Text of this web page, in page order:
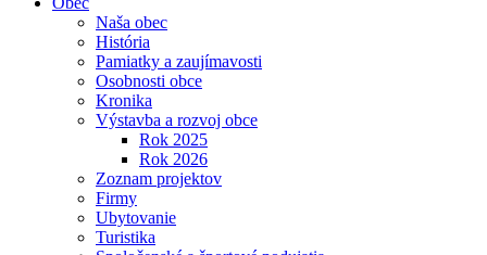
Naša obec
História
Pamiatky a zaujímavosti
Osobnosti obce
Kronika
Výstavba a rozvoj obce
Rok 2025
Rok 2026
Zoznam projektov
Firmy
Ubytovanie
Turistika